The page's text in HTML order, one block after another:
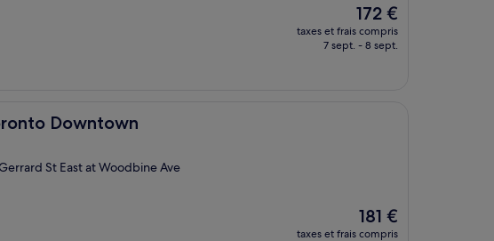
Le
nouveau
prix
172 €
taxes et frais compris
7 sept. - 8 sept.
Downtown
St East at Woodbine Ave
Le
nouveau
181 €
taxes et frais compris